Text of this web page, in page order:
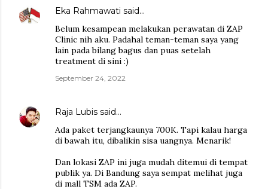
Eka Rahmawati said…
Belum kesampean melakukan perawatan di ZAP
Clinic nih aku. Padahal teman-teman saya yang
lain pada bilang bagus dan puas setelah
treatment di sini :)
September 24, 2022
Raja Lubis said…
Ada paket terjangkaunya 700K. Tapi kalau harga
di bawah itu, dibalikin sisa uangnya. Menarik!
Dan lokasi ZAP ini juga mudah ditemui di tempat
publik ya. Di Bandung saya sempat melihat juga
di mall TSM ada ZAP.